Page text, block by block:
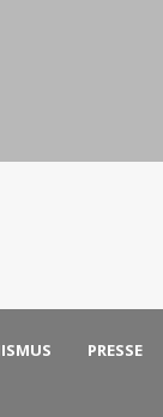
PRESSE